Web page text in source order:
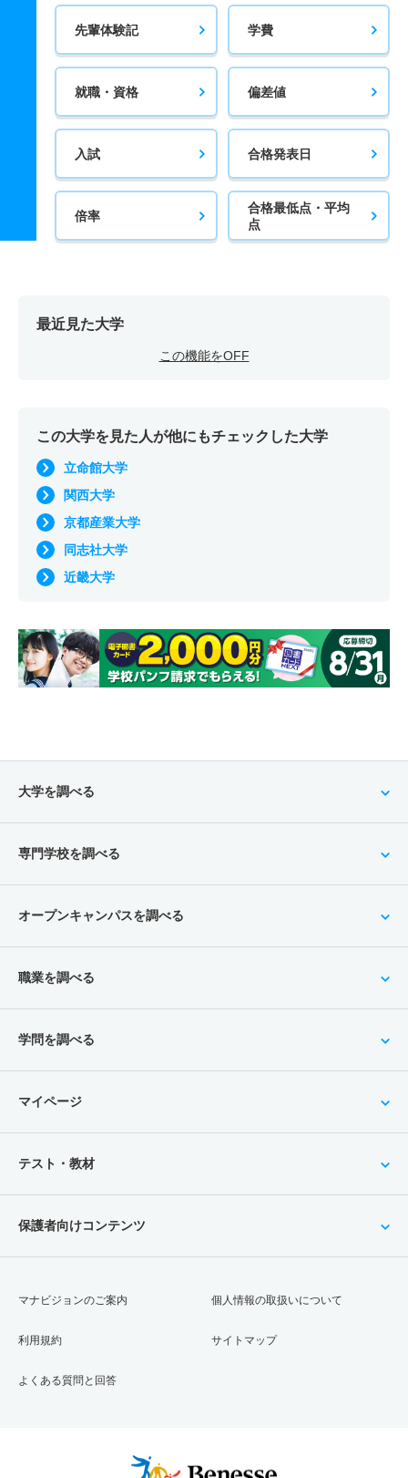
先輩体験記 学費
就職・資格 偏差値
入試 合格発表日
倍率
合格最低点・平均
点
最近見た大学
この機能をOFF
この大学を見た人が他にもチェックした大学
立命館大学
関西大学
京都産業大学
同志社大学
近畿大学
大学を調べる
専門学校を調べる
オープンキャンパスを調べる
職業を調べる
学問を調べる
マイページ
テスト・教材
保護者向けコンテンツ
マナビジョンのご案内
利用規約
よくある質問と回答
個人情報の取扱いについて
サイトマップ